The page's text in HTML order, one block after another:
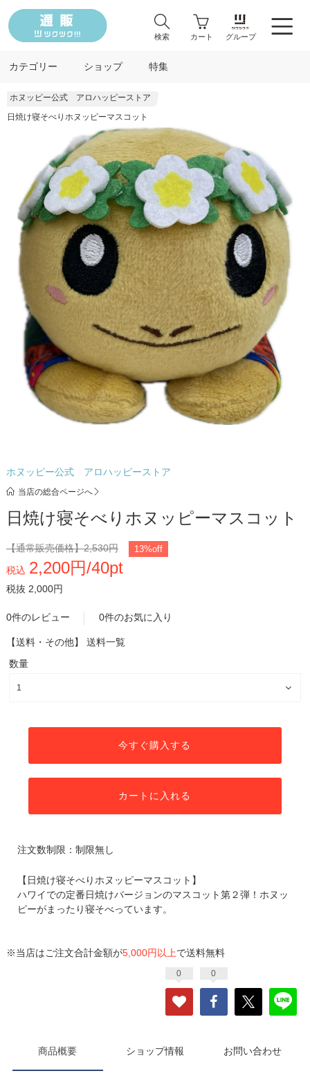
検索 カート グループ
カテゴリー ショップ 特集
ホヌッピー公式 アロハッピーストア
日焼け寝そべりホヌッピーマスコット
ホヌッピー公式 アロハッピーストア
当店の総合ページへ
日焼け寝そべりホヌッピーマスコット
【通常販売価格】2,530円 13%off
税込 2,200円/40pt
税抜 2,000円
0件のレビュー 0件のお気に入り
【送料・その他】 送料一覧
数量
今すぐ購入する
カートに入れる
注文数制限：制限無し
【日焼け寝そべりホヌッピーマスコット】
ハワイでの定番日焼けバージョンのマスコット第２弾！ホヌッ
ピーがまったり寝そべっています。
※当店はご注文合計金額が5,000円以上で送料無料
0 0
商品概要 ショップ情報 お問い合わせ